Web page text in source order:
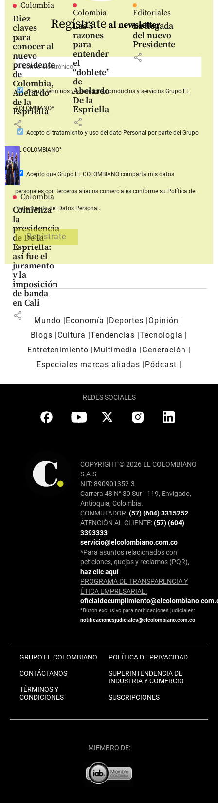
Colombia
Diez
claves
para
conocer al
nuevo
presidente
de
Colombia,
Abelardo
de la
Espriella
share
Colombia
Las 5
razones
para
entender
el
“doblete”
de
Abelardo
De la
Espriella
share
Editoriales
La llegada
del nuevo
Presidente
share
Colombia
Comienza
la
presidencia
de De la
Espriella:
así fue el
juramento
y la
imposición
de banda
en Cali
share
Regístrate al newsletter
Aceptotérminos y condiciones productos y serviciosGrupo EL
COLOMBIANO*
Acepto el tratamiento y uso del dato Personal por parte del Grupo
EL COLOMBIANO*
Acepto que Grupo EL COLOMBIANOcomparta mis datos
personales con terceros aliados comerciales conforme su Política de
Tratamiento del Datos Personal.
Mundo Economía Deportes
Opinión
Blogs
Cultura Tendencias Tecnología
Entretenimiento
Multimedia
Generación
Especiales marcas aliadas
Pódcast
REDES SOCIALES
COPYRIGHT © 2026 EL COLOMBIANO
S.A.S
NIT: 890901352-3
Carrera 48 N° 30 Sur - 119, Envigado,
Antioquia, Colombia.
CONMUTADOR:(57) (604) 3315252
ATENCIÓN AL CLIENTE:(57) (604)
3393333
servicio@elcolombiano.com.co
*Para asuntos relacionados con
peticiones, quejas y reclamos (PQR),
haz clic aquí
PROGRAMA DE TRANSPARENCIA Y
ÉTICA EMPRESARIAL:
*Buzón exclusivo para notificaciones judiciales:
notificacionesjudiciales@elcolombiano.com.co
GRUPO EL COLOMBIANO
CONTÁCTANOS
TÉRMINOS Y
CONDICIONES
POLÍTICA DE PRIVACIDAD
SUPERINTENDENCIA DE
INDUSTRIA Y COMERCIO
SUSCRIPCIONES
MIEMBRO DE: